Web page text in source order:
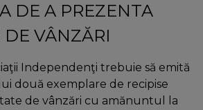
DE A PREZENTA
DE VÂNZĂRI
Independenţi trebuie să emită
două exemplare de recipise
de vânzări cu amănuntul la